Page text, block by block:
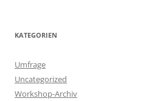
KATEGORIEN
Umfrage
Uncategorized
Workshop-Archiv